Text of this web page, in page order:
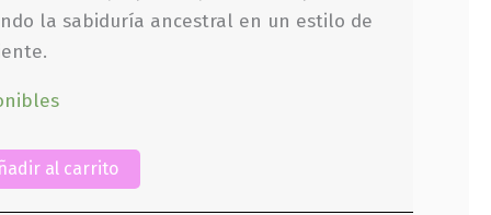
la sabiduría ancestral en un estilo de
al carrito